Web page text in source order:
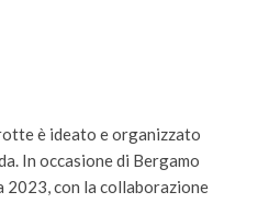
è ideato e organizzato
In occasione di Bergamo
2023, con la collaborazione